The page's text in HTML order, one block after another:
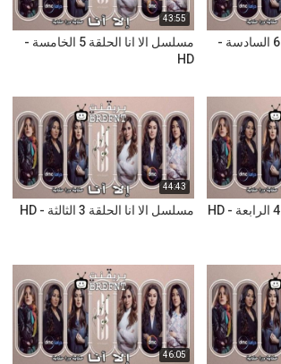
مسلسل الا انا الحلقة 6 السادسة -
43:55
مسلسل الا انا الحلقة 5 الخامسة -
HD
44:43
مسلسل الا انا الحلقة 3 الثالثة - HD
46:05